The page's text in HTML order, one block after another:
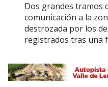
Dos grandes tramos
comunicación a la
destrozada por los
registrados tras una